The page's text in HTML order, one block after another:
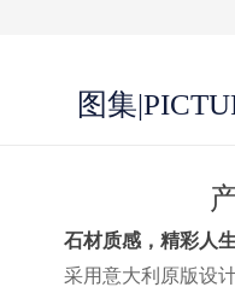
图集
石材质感，精彩人生
采用意大利原版设